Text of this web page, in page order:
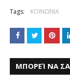
Tags: ΚΟΙΝΩΝΙΑ
ΜΠΟΡΕΊ ΝΑ